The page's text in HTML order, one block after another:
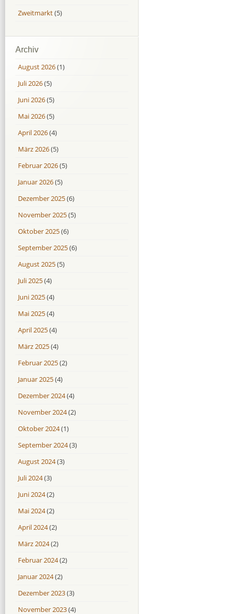
Zweitmarkt(5)
Archiv
August 2026(1)
Juli 2026(5)
Juni 2026(5)
Mai 2026(5)
April 2026(4)
März 2026(5)
Februar 2026(5)
Januar 2026(5)
Dezember 2025(6)
November 2025(5)
Oktober 2025(6)
September 2025(6)
August 2025(5)
Juli 2025(4)
Juni 2025(4)
Mai 2025(4)
April 2025(4)
März 2025(4)
Februar 2025(2)
Januar 2025(4)
Dezember 2024(4)
November 2024(2)
Oktober 2024(1)
September 2024(3)
August 2024(3)
Juli 2024(3)
Juni 2024(2)
Mai 2024(2)
April 2024(2)
März 2024(2)
Februar 2024(2)
Januar 2024(2)
Dezember 2023(3)
November 2023(4)